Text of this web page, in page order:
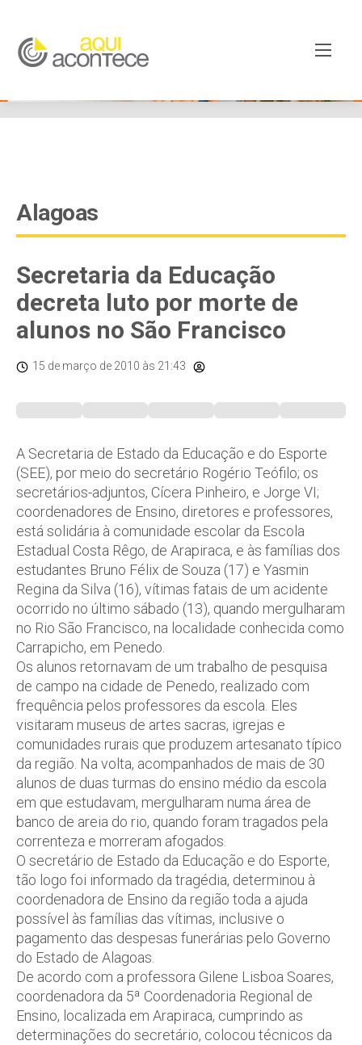
googleb82de9a22cec23e8.html
Alagoas
Secretaria da Educação
decreta luto por morte de
alunos no São Francisco
15 de março de 2010 às 21:43
A Secretaria de Estado da Educação e do Esporte
(SEE), por meio do secretário Rogério Teófilo; os
secretários-adjuntos, Cícera Pinheiro, e Jorge VI;
coordenadores de Ensino, diretores e professores,
está solidária à comunidade escolar da Escola
Estadual Costa Rêgo, de Arapiraca, e às famílias dos
estudantes Bruno Félix de Souza (17) e Yasmin
Regina da Silva (16), vítimas fatais de um acidente
ocorrido no último sábado (13), quando mergulharam
no Rio São Francisco, na localidade conhecida como
Carrapicho, em Penedo.
Os alunos retornavam de um trabalho de pesquisa
de campo na cidade de Penedo, realizado com
frequência pelos professores da escola. Eles
visitaram museus de artes sacras, igrejas e
comunidades rurais que produzem artesanato típico
da região. Na volta, acompanhados de mais de 30
alunos de duas turmas do ensino médio da escola
em que estudavam, mergulharam numa área de
banco de areia do rio, quando foram tragados pela
correnteza e morreram afogados.
O secretário de Estado da Educação e do Esporte,
tão logo foi informado da tragédia, determinou à
coordenadora de Ensino da região toda a ajuda
possível às famílias das vítimas, inclusive o
pagamento das despesas funerárias pelo Governo
do Estado de Alagoas.
De acordo com a professora Gilene Lisboa Soares,
coordenadora da 5ª Coordenadoria Regional de
Ensino, localizada em Arapiraca, cumprindo as
determinações do secretário, colocou técnicos da